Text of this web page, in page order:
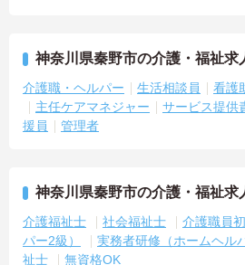
神奈川県秦野市の介護・福祉求
介護職・ヘルパー 生活相談員 看護
主任ケアマネジャー
サービス提供
援員
管理者
神奈川県秦野市の介護・福祉求
介護福祉士 社会福祉士
介護職員
パー2級）
実務者研修（ホームヘル
祉士
無資格OK